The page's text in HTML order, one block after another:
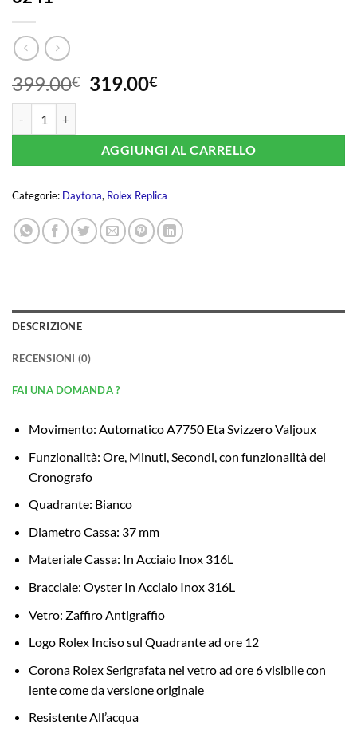
399.00€ Il
era:
399.00€.
319.00€Il
è:
319.00€.
AGGIUNGI AL CARRELLO
Categorie: Daytona, Rolex Replica
DESCRIZIONE
RECENSIONI (0)
FAI UNA DOMANDA ?
Movimento: Automatico A7750 Eta Svizzero Valjoux
Funzionalità: Ore, Minuti, Secondi, con funzionalità del
Cronografo
Quadrante: Bianco
Diametro Cassa: 37 mm
Materiale Cassa: In Acciaio Inox 316L
Bracciale: Oyster In Acciaio Inox 316L
Vetro: Zaffiro Antigraffio
Logo Rolex Inciso sul Quadrante ad ore 12
Corona Rolex Serigrafata nel vetro ad ore 6 visibile con
lente come da versione originale
Resistente All’acqua